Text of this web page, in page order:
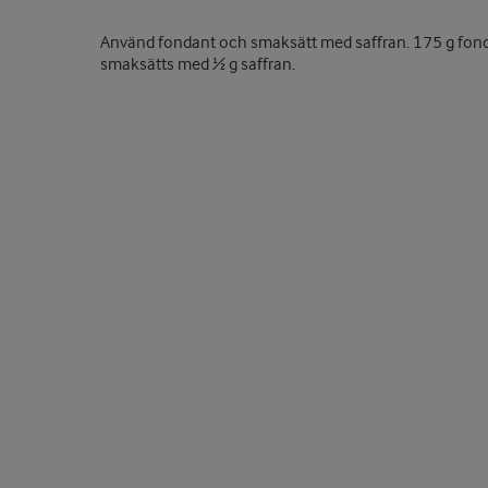
Använd fondant och smaksätt med saffran. 175 g
smaksätts med ½ g saffran.